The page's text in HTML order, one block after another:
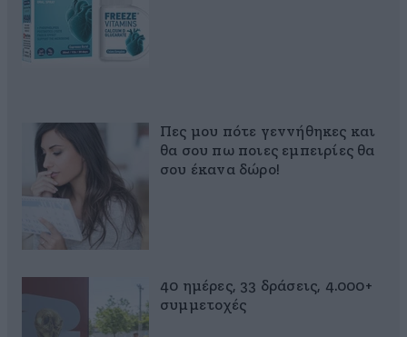
Πες μου πότε γεννήθηκες και
θα σου πω ποιες εμπειρίες θα
σου έκανα δώρο!
40 ημέρες, 33 δράσεις, 4.000+
συμμετοχές